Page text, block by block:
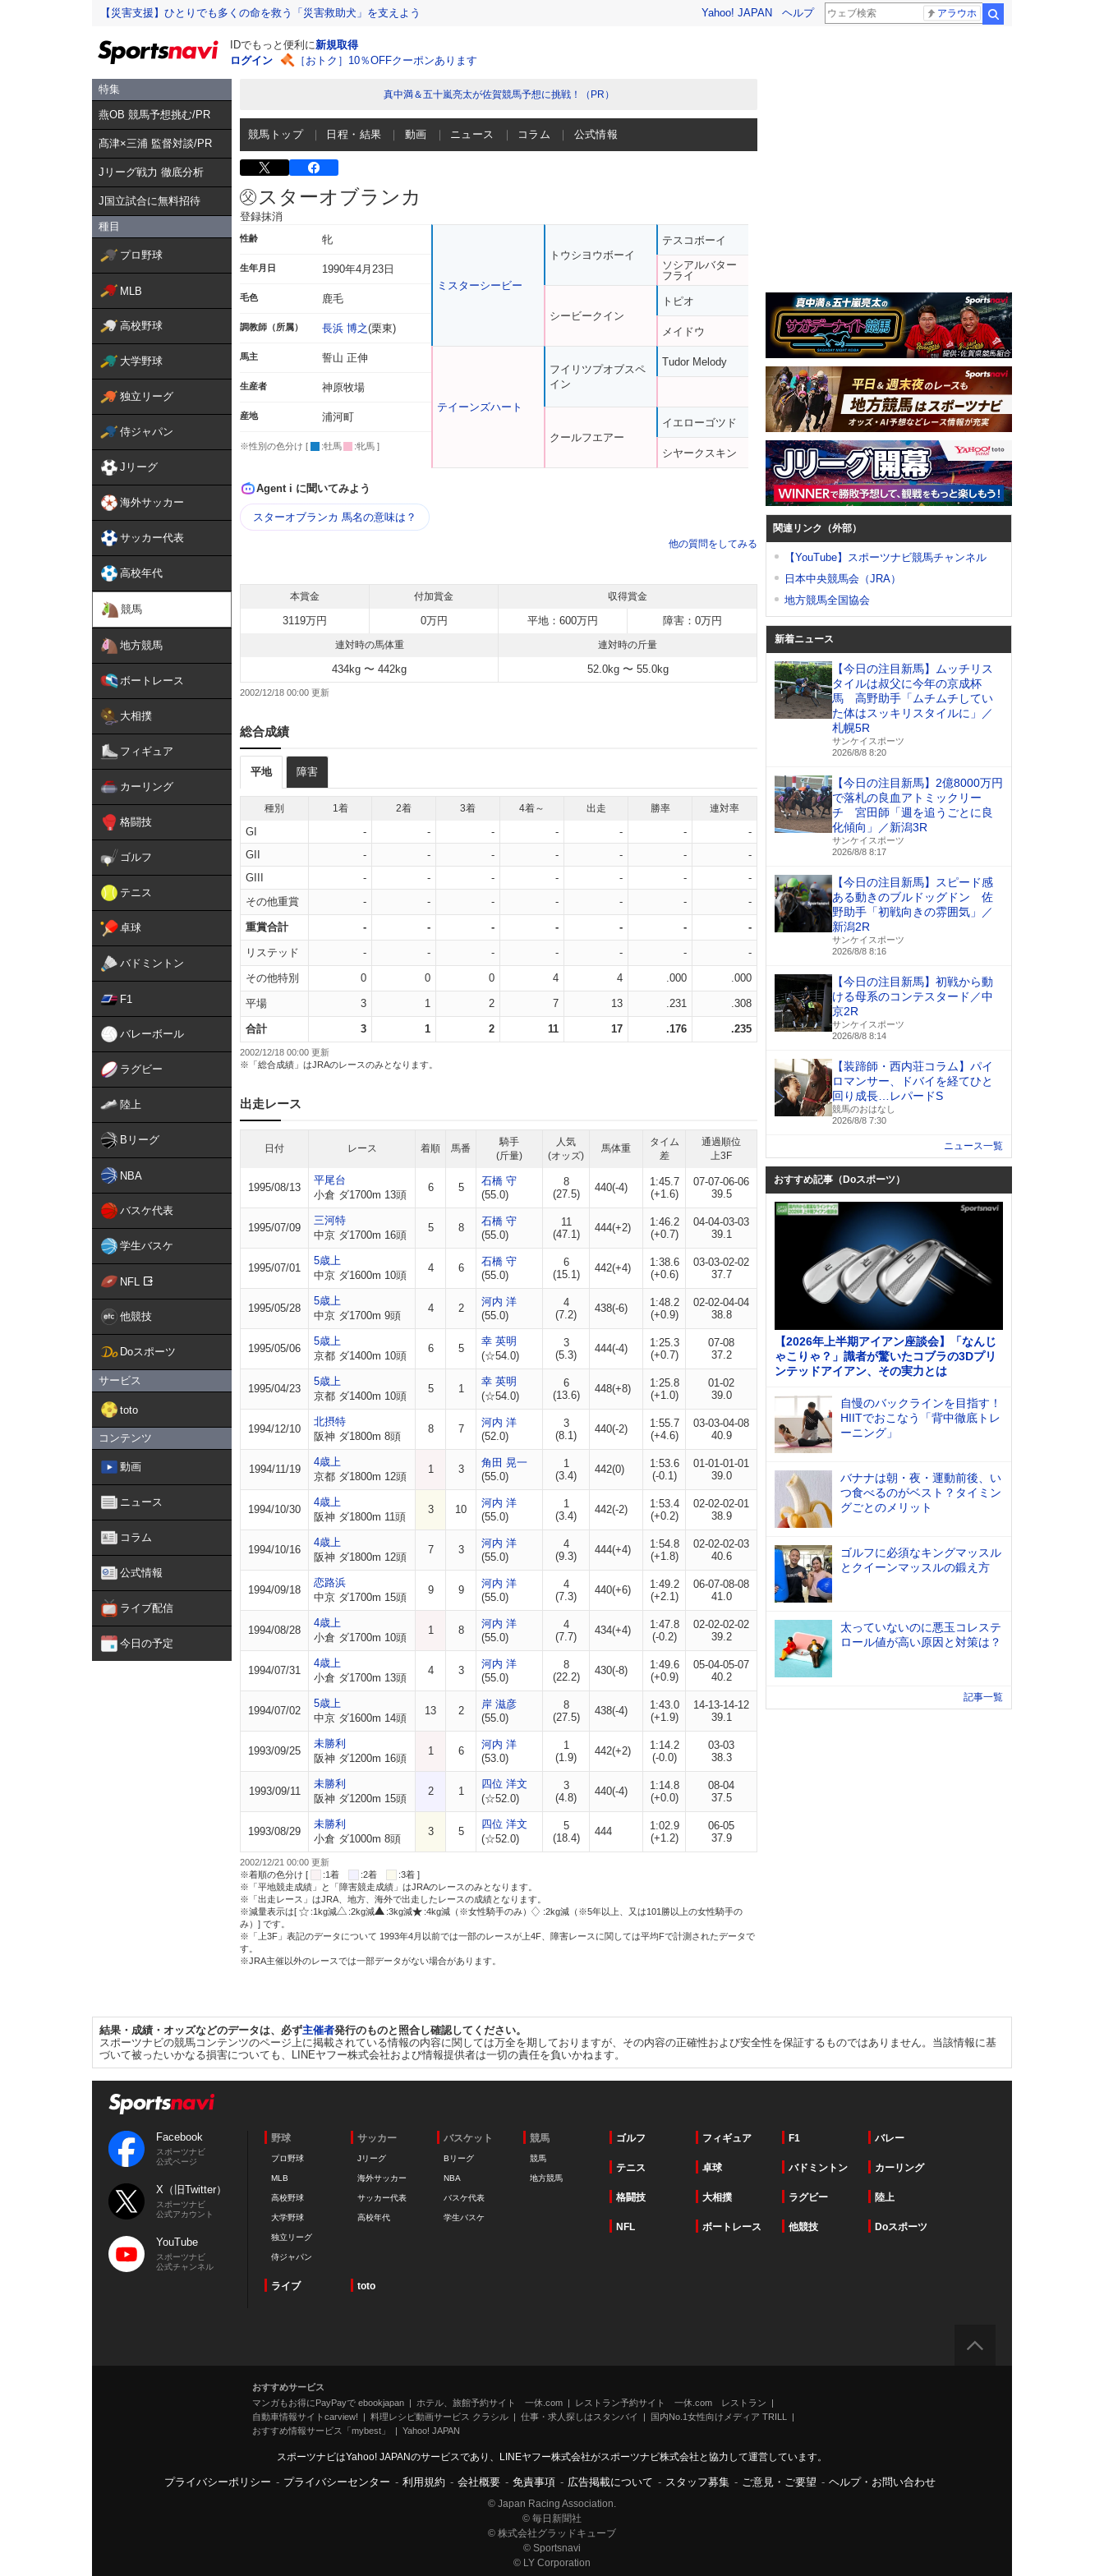
【災害支援】ひとりでも多くの命を救う「災害救助犬」を支えよう Yahoo! JAPAN ヘルプ アラウホ
IDでもっと便利に新規取得
ログイン
［おトク］10％OFFクーポンあります
特集
燕OB 競馬予想挑む/PR
髙津×三浦 監督対談/PR
Jリーグ戦力 徹底分析
J国立試合に無料招待
種目
プロ野球
MLB
高校野球
大学野球
独立リーグ
侍ジャパン
Jリーグ
海外サッカー
サッカー代表
高校年代
競馬
地方競馬
ボートレース
大相撲
フィギュア
カーリング
格闘技
ゴルフ
テニス
卓球
バドミントン
F1
バレーボール
ラグビー
陸上
Bリーグ
NBA
バスケ代表
学生バスケ
NFL
他競技
Doスポーツ
サービス
toto
コンテンツ
動画
ニュース
コラム
公式情報
ライブ配信
今日の予定
真中満＆五十嵐亮太が佐賀競馬予想に挑戦！（PR）
競馬トップ 日程・結果 動画 ニュース コラム 公式情報
スターオブランカ
登録抹消
性齢 牝
生年月日 1990年4月23日
毛色 鹿毛
調教師（所属） 長浜 博之(栗東)
馬主 誓山 正伸
生産者 神原牧場
産地 浦河町
※性別の色分け [ :牡馬 :牝馬 ]
ミスターシービー
テイーンズハート
トウシヨウボーイ
シービークイン
フイリツプオブスペ
イン
クールフエアー
テスコボーイ
ソシアルバター
フライ
トピオ
メイドウ
Tudor Melody
イエローゴツド
シヤークスキン
Agent i に聞いてみよう
スターオブランカ 馬名の意味は？
他の質問をしてみる
本賞金 付加賞金 収得賞金
3119万円 0万円 平地：600万円 障害：0万円
連対時の馬体重 連対時の斤量
434kg 〜 442kg 52.0kg 〜 55.0kg
2002/12/18 00:00
総合成績
平地 障害
種別 1着 2着 3着 4着～ 出走 勝率 連対率
GI - - - - - -
-
GII
- - - - - -
-
GIII
- - - - - -
-
その他重賞
- - - - - - -
重賞合計 - - - - - - -
リステッド - - - - - - -
その他特別 0 0 0 4 4 .000 .000
平場 3 1 2 7 13 .231 .308
合計 3 1 2 11 17 .176 .235
2002/12/18 00:00 更新
※「総合成績」はJRAのレースのみとなります。
出走レース
日付 レース 着順 馬番
騎手
(斤量)
人気
(オッズ)
馬体重
タイム
差
通過順位
上3F
1995/08/13
平尾台
小倉 ダ1700m 13頭
6 5
石橋 守
(55.0)
8
(27.5)
440(-4)
1:45.7
(+1.6)
07-07-06-06
39.5
1995/07/09
三河特
中京 ダ1700m 16頭
5 8
石橋 守
(55.0)
11
(47.1)
444(+2)
1:46.2
(+0.7)
04-04-03-03
39.1
1995/07/01
5歳上
中京 ダ1600m 10頭
4 6
石橋 守
(55.0)
6
(15.1)
442(+4)
1:38.6
(+0.6)
03-03-02-02
37.7
1995/05/28
5歳上
中京 ダ1700m 9頭
4 2
河内 洋
(55.0)
4
(7.2)
438(-6)
1:48.2
(+0.9)
02-02-04-04
38.8
1995/05/06
5歳上
京都 ダ1400m 10頭
6 5
幸 英明
(☆54.0)
3
(5.3)
444(-4)
1:25.3
(+0.7)
07-08
37.2
1995/04/23
5歳上
京都 ダ1400m 10頭
5 1
幸 英明
(☆54.0)
6
(13.6)
448(+8)
1:25.8
(+1.0)
01-02
39.0
1994/12/10
北摂特
阪神 ダ1800m 8頭
8 7
河内 洋
(52.0)
3
(8.1)
440(-2)
1:55.7
(+4.6)
03-03-04-08
40.9
1994/11/19
4歳上
京都 ダ1800m 12頭
1 3
角田 晃一
(55.0)
1
(3.4)
442(0)
1:53.6
(-0.1)
01-01-01-01
39.0
1994/10/30
4歳上
阪神 ダ1800m 11頭
3 10
河内 洋
(55.0)
1
(3.4)
442(-2)
1:53.4
(+0.2)
02-02-02-01
38.9
1994/10/16
4歳上
阪神 ダ1800m 12頭
7 3
河内 洋
(55.0)
4
(9.3)
444(+4)
1:54.8
(+1.8)
02-02-02-03
40.6
1994/09/18
恋路浜
中京 ダ1700m 15頭
9 9
河内 洋
(55.0)
4
(7.3)
440(+6)
1:49.2
(+2.1)
06-07-08-08
41.0
1994/08/28
4歳上
小倉 ダ1700m 10頭
1 8
河内 洋
(55.0)
4
(7.7)
434(+4)
1:47.8
(-0.2)
02-02-02-02
39.2
1994/07/31
4歳上
小倉 ダ1700m 13頭
4 3
河内 洋
(55.0)
8
(22.2)
430(-8)
1:49.6
(+0.9)
05-04-05-07
40.2
1994/07/02
5歳上
中京 ダ1600m 14頭
13 2
岸 滋彦
(55.0)
8
(27.5)
438(-4)
1:43.0
(+1.9)
14-13-14-12
39.1
1993/09/25
未勝利
阪神 ダ1200m 16頭
1 6
河内 洋
(53.0)
1
(1.9)
442(+2)
1:14.2
(-0.0)
03-03
38.3
1993/09/11
未勝利
阪神 ダ1200m 15頭
2 1
四位 洋文
(☆52.0)
3
(4.8)
440(-4)
1:14.8
(+0.0)
08-04
37.5
1993/08/29
未勝利
小倉 ダ1000m 8頭
3 5
四位 洋文
(☆52.0)
5
(18.4)
444
1:02.9
(+1.2)
06-05
37.9
2002/12/21 00:00 更新
※着順の色分け [
:1着 :2着
:3着 ]
※「平地競走成績」と「障害競走成績」はJRAのレースのみとなります。
※「出走レース」はJRA、地方、海外で出走したレースの成績となります。
※減量表示は[
:1kg減 :2kg減 :3kg減 :4kg減（※女性騎手のみ）
:2kg減（※5年以上、又は101勝以上の女性騎手の
み）] です。
※「上3F」表記のデータについて 1993年4月以前では一部のレースが上4F、障害レースに関しては平均Fで計測されたデータで
す。
※JRA主催以外のレースでは一部データがない場合があります。
関連リンク（外部）
【YouTube】スポーツナビ競馬チャンネル
日本中央競馬会（JRA）
地方競馬全国協会
新着ニュース
【今日の注目新馬】ムッチリス
タイルは叔父に今年の京成杯
馬 高野助手「ムチムチしてい
た体はスッキリスタイルに」／
札幌5R
サンケイスポーツ
2026/8/8 8:20
【今日の注目新馬】2億8000万円
で落札の良血アトミックリー
チ 宮田師「週を追うごとに良
化傾向」／新潟3R
サンケイスポーツ
2026/8/8 8:17
【今日の注目新馬】スピード感
ある動きのブルドッグドン 佐
野助手「初戦向きの雰囲気」／
新潟2R
サンケイスポーツ
2026/8/8 8:16
【今日の注目新馬】初戦から動
ける母系のコンテスタード／中
京2R
サンケイスポーツ
2026/8/8 8:14
【装蹄師・西内荘コラム】パイ
ロマンサー、ドバイを経てひと
回り成長…レパードS
競馬のおはなし
2026/8/8 7:30
ニュース一覧
おすすめ記事（Doスポーツ）
【2026年上半期アイアン座談会】「なんじ
ゃこりゃ？」識者が驚いたコブラの3Dプリ
ンテッドアイアン、その実力とは
自慢のバックラインを目指す！
HIITでおこなう「背中徹底トレ
ーニング」
バナナは朝・夜・運動前後、い
つ食べるのがベスト？タイミン
グごとのメリット
ゴルフに必須なキングマッスル
とクイーンマッスルの鍛え方
太っていないのに悪玉コレステ
ロール値が高い原因と対策は？
記事一覧
結果・成績・オッズなどのデータは、必ず主催者発行のものと照合し確認してください。
スポーツナビの競馬コンテンツのページ上に掲載されている情報の内容に関しては万全を期しておりますが、その内容の正確性および安全性を保証するものではありません。当該情報に基
づいて被ったいかなる損害についても、LINEヤフー株式会社および情報提供者は一切の責任を負いかねます。
Facebook
スポーツナビ
公式ページ
X（旧Twitter）
スポーツナビ
公式アカウント
YouTube
スポーツナビ
公式チャンネル
野球
プロ野球
MLB
高校野球
大学野球
独立リーグ
侍ジャパン
サッカー
Jリーグ
海外サッカー
サッカー代表
高校年代
バスケット
Bリーグ
NBA
バスケ代表
学生バスケ
競馬
競馬
地方競馬
ゴルフ フィギュア F1 バレー
テニス 卓球 バドミントン カーリング
格闘技 大相撲 ラグビー 陸上
NFL ボートレース 他競技 Doスポーツ
ライブ toto
おすすめサービス
マンガもお得にPayPayで ebookjapan
ホテル、旅館予約サイト 一休.com
レストラン予約サイト 一休.com レストラン
自動車情報サイトcarview!
料理レシピ動画サービス クラシル 仕事・求人探しはスタンバイ
国内No.1女性向けメディア TRILL
おすすめ情報サービス「mybest」
Yahoo! JAPAN
スポーツナビはYahoo! JAPANのサービスであり、LINEヤフー株式会社がスポーツナビ株式会社と協力して運営しています。
プライバシーポリシー - プライバシーセンター - 利用規約 - 会社概要 - 免責事項 - 広告掲載について - スタッフ募集 - ご意見・ご要望 - ヘルプ・お問い合わせ
© Japan Racing Association.
© 毎日新聞社
© 株式会社グラッドキューブ
© Sportsnavi
© LY Corporation